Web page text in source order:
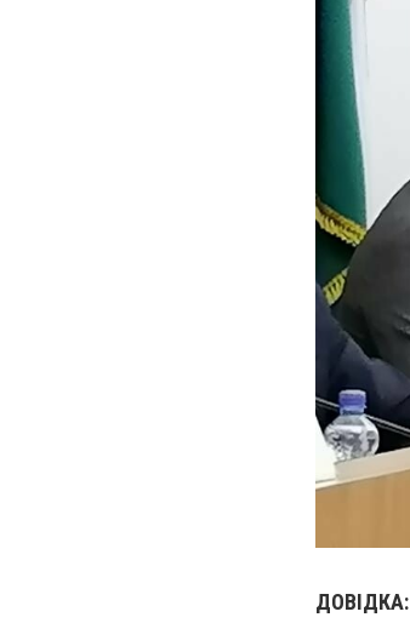
ДОВІДКА: